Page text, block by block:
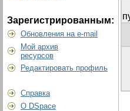
Зарегистрированным:
Обновления на e-mail
Мой архив
ресурсов
Редактировать профиль
Справка
О DSpace